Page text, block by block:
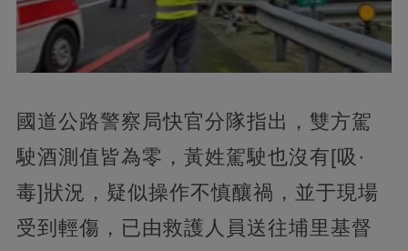
國道公路警察局快官分隊指出，雙方駕
駛酒測值皆為零，黃姓駕駛也沒有[吸·
毒]狀況，疑似操作不慎釀禍，並于現場
受到輕傷，已由救護人員送往埔里基督